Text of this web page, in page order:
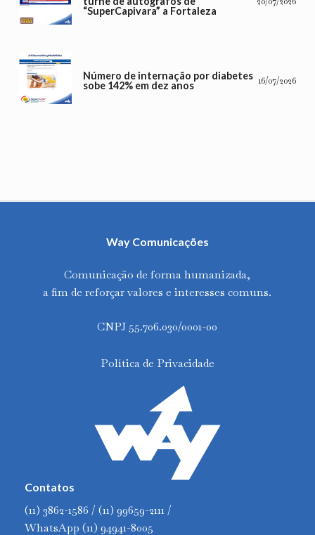
“SuperCapivara” a Fortaleza
Número de internação por diabetes
sobe 142% em dez anos
16/07/2026
Way Comunicações
Comunicação de forma humanizada,
a fim de reforçar valores e interesses comuns.
CNPJ 55.706.030/0001-00
Política de Privacidade
Contatos
(11) 3862-1586 / (11) 99659-2111 /
WhatsApp (11) 94941-8005